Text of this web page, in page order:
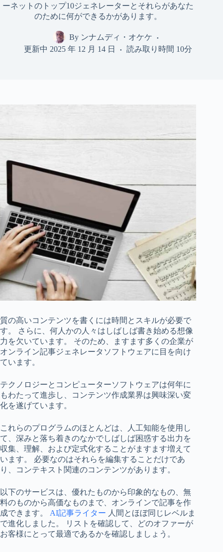
ーネットのトップ10ジェネレーターとそれらがあなた
のために何ができるかがあります。
By ンナムディ・オケケ
更新中 2025 年 12 月 14 日 読み取り時間 10分
質の高いコンテンツを書くには時間とスキルが必要で
す。 さらに、何人かの人々はしばしば書き始める想像
力を欠いています。 そのため、ますます多くの企業が
オンライン記事ジェネレータソフトウェアに目を向け
ています。
テクノロジーとコンピューターソフトウェアは何年に
もわたって進歩し、コンテンツ作成業界は興味深い変
化を遂げています。
これらのプログラムのほとんどは、人工知能を使用し
て、深みと落ち着きのなかでしばしば困惑する出力を
収集、理解、および定式化することがますます増えて
います。 必要なのはそれらを編集することだけであ
り、コンテキスト関連のコンテンツがあります。
以下のサービスは、優れたものから印象的なもの、無
料のものから高価なものまで、オンラインで記事を作
成できます。 AI記事ライター 人間とほぼ同じレベルま
で進化しました。 リストを確認して、どのオファーが
お客様にとって最適であるかを確認しましょう。